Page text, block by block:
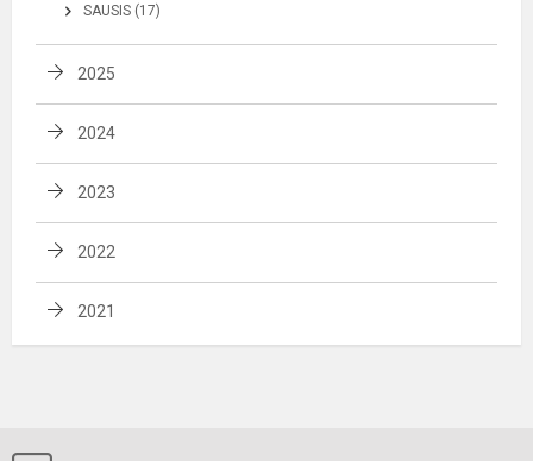
SAUSIS (17)
2025
2024
2023
2022
2021